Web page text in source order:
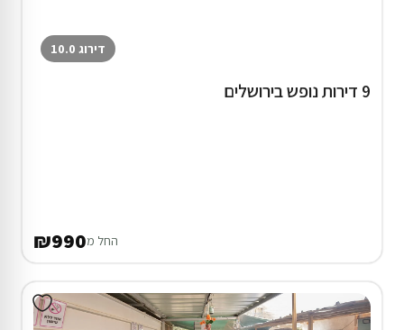
דירוג 10.0
9 דירות נופש בירושלים
החל מ₪990